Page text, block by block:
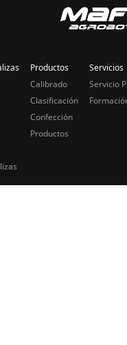
Productos
Calibrado
Clasificación
Confección
Productos
Servicios
Servicio